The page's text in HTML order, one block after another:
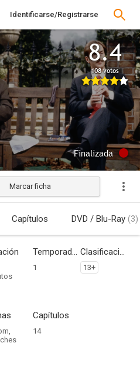
Identificarse/Registrarse
8.4
108 votos
Finalizada
Marcar ficha
Capítulos DVD / Blu-Ray (3)
Temporadas
1
Clasificación por edades
13+
,
Capítulos
14